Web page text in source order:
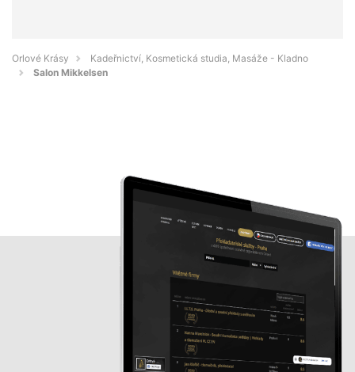
Orlové Krásy
Kadeřnictví, Kosmetická studia, Masáže - Kladno
Salon Mikkelsen